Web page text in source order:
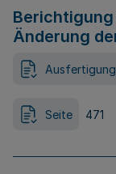
Änderung
Seite 471